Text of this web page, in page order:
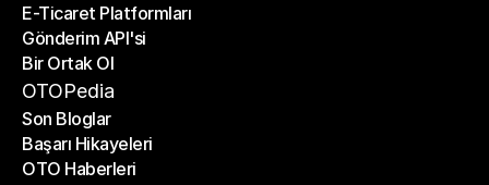
Kargo Şirketleri
E-Ticaret Platformları
E-Ticaret Platformları
Gönderim API'si
Gönderim API'si
Bir Ortak Ol
Bir Ortak Ol
OTOPedia
Son Bloglar
Son Bloglar
Başarı Hikayeleri
Başarı Hikayeleri
OTO Haberleri